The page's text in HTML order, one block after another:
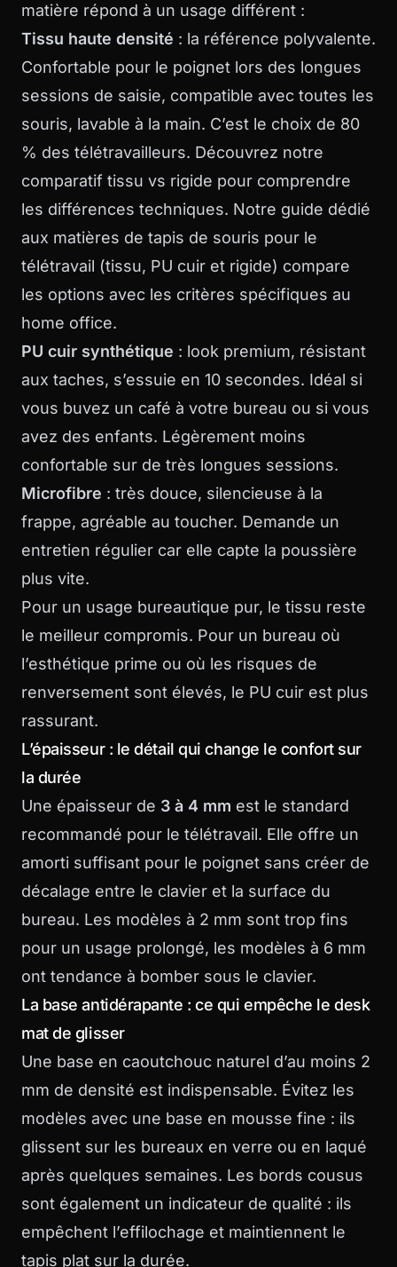
matière répond à un usage différent :
Tissu haute densité : la référence polyvalente.
Confortable pour le poignet lors des longues
sessions de saisie, compatible avec toutes les
souris, lavable à la main. C’est le choix de 80
% des télétravailleurs. Découvrez notre
comparatif tissu vs rigide pour comprendre
les différences techniques. Notre guide dédié
aux matières de tapis de souris pour le
télétravail (tissu, PU cuir et rigide) compare
les options avec les critères spécifiques au
home office.
PU cuir synthétique : look premium, résistant
aux taches, s’essuie en 10 secondes. Idéal si
vous buvez un café à votre bureau ou si vous
avez des enfants. Légèrement moins
confortable sur de très longues sessions.
Microfibre : très douce, silencieuse à la
frappe, agréable au toucher. Demande un
entretien régulier car elle capte la poussière
plus vite.
Pour un usage bureautique pur, le tissu reste
le meilleur compromis. Pour un bureau où
l’esthétique prime ou où les risques de
renversement sont élevés, le PU cuir est plus
rassurant.
L’épaisseur : le détail qui change le confort sur
la durée
Une épaisseur de 3 à 4 mm est le standard
recommandé pour le télétravail. Elle offre un
amorti suffisant pour le poignet sans créer de
décalage entre le clavier et la surface du
bureau. Les modèles à 2 mm sont trop fins
pour un usage prolongé, les modèles à 6 mm
ont tendance à bomber sous le clavier.
La base antidérapante : ce qui empêche le desk
mat de glisser
Une base en caoutchouc naturel d’au moins 2
mm de densité est indispensable. Évitez les
modèles avec une base en mousse fine : ils
glissent sur les bureaux en verre ou en laqué
après quelques semaines. Les bords cousus
sont également un indicateur de qualité : ils
empêchent l’effilochage et maintiennent le
tapis plat sur la durée.